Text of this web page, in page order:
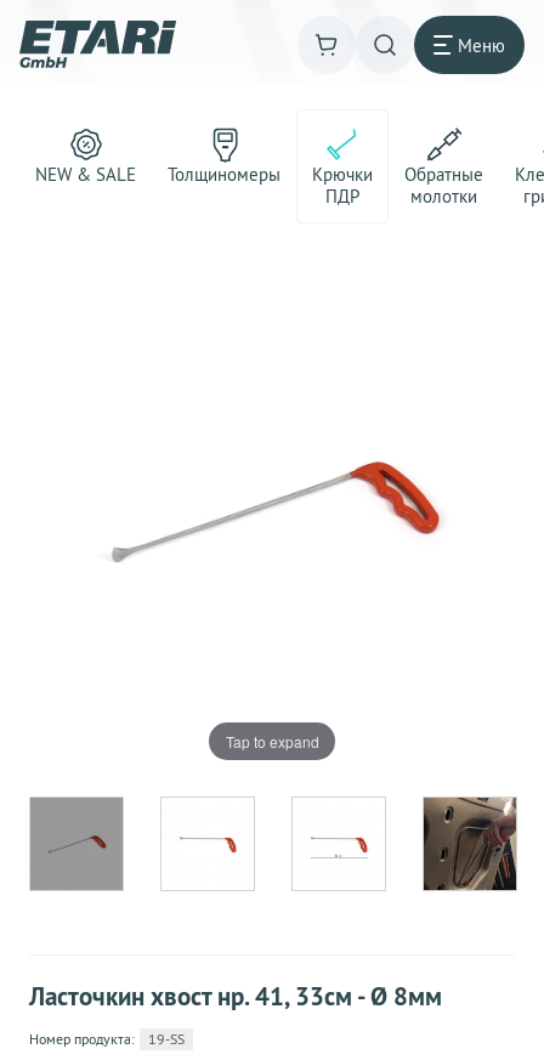
Меню
NEW & SALE Толщиномеры
Крючки
ПДР
Обратные
молотки
Tap to expand
Ласточкин хвост нр. 41, 33см - Ø 8мм
Номер продукта: 19-SS